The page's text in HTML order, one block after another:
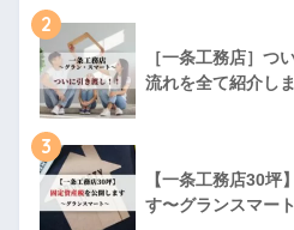
2
［一条工務店］つ
流れを全て紹介し
3
【一条工務店30坪
す〜グランスマー